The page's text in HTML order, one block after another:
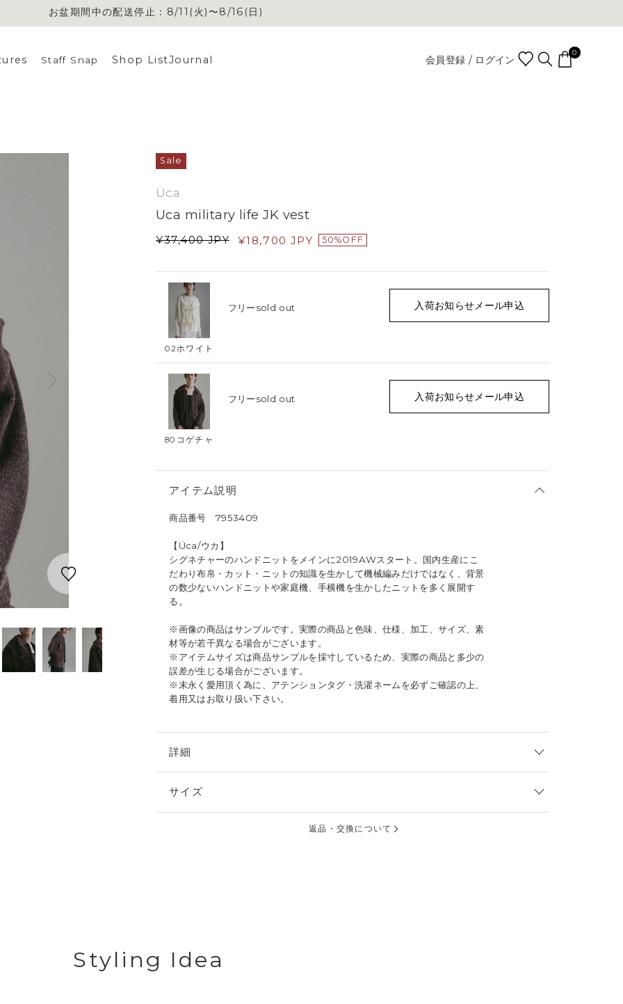
お盆期間中の配送停止：8/11(火)〜8/16(日)
お盆期間中の配送停止：8/11(火)〜8/16(日)
Staff Snap Shop ListJournal 会員登録 / ログイン
0
Sale
Üca
Uca military life JK vest
¥37,400 JPY ¥18,700 JPY 50%OFF
02ホワイト
フリーsold out 入荷お知らせメール申込
80コゲチャ
フリーsold out 入荷お知らせメール申込
アイテム説明
商品番号 7953409
【Üca/ウカ】
シグネチャーのハンドニットをメインに2019AWスタート。国内生産にこ
だわり布帛・カット・ニットの知識を生かして機械編みだけではなく、背景
の数少ないハンドニットや家庭機、手横機を生かしたニットを多く展開す
る。
※画像の商品はサンプルです。実際の商品と色味、仕様、加工、サイズ、素
材等が若干異なる場合がございます。
※アイテムサイズは商品サンプルを採寸しているため、実際の商品と多少の
誤差が生じる場合がございます。
※末永く愛用頂く為に、アテンションタグ・洗濯ネームを必ずご確認の上、
着用又はお取り扱い下さい。
詳細
サイズ
返品・交換について
Styling Idea